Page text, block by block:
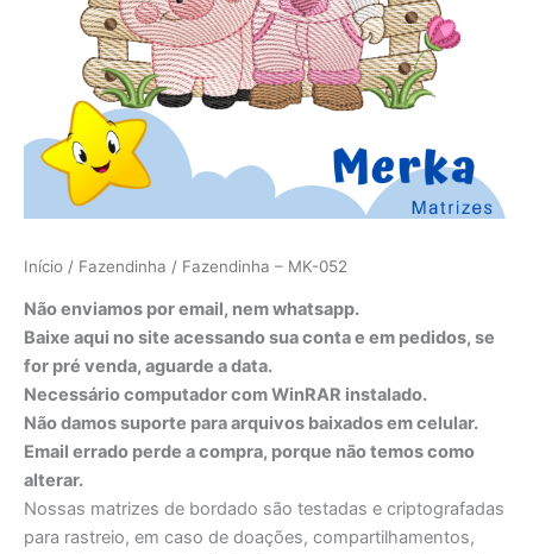
Início / Fazendinha / Fazendinha – MK-052
Não enviamos por email, nem whatsapp.
Baixe aqui no site acessando sua conta e em pedidos, se
for pré venda, aguarde a data.
Necessário computador com WinRAR instalado.
Não damos suporte para arquivos baixados em celular.
Email errado perde a compra, porque não temos como
alterar.
Nossas matrizes de bordado são testadas e criptografadas
para rastreio, em caso de doações, compartilhamentos,